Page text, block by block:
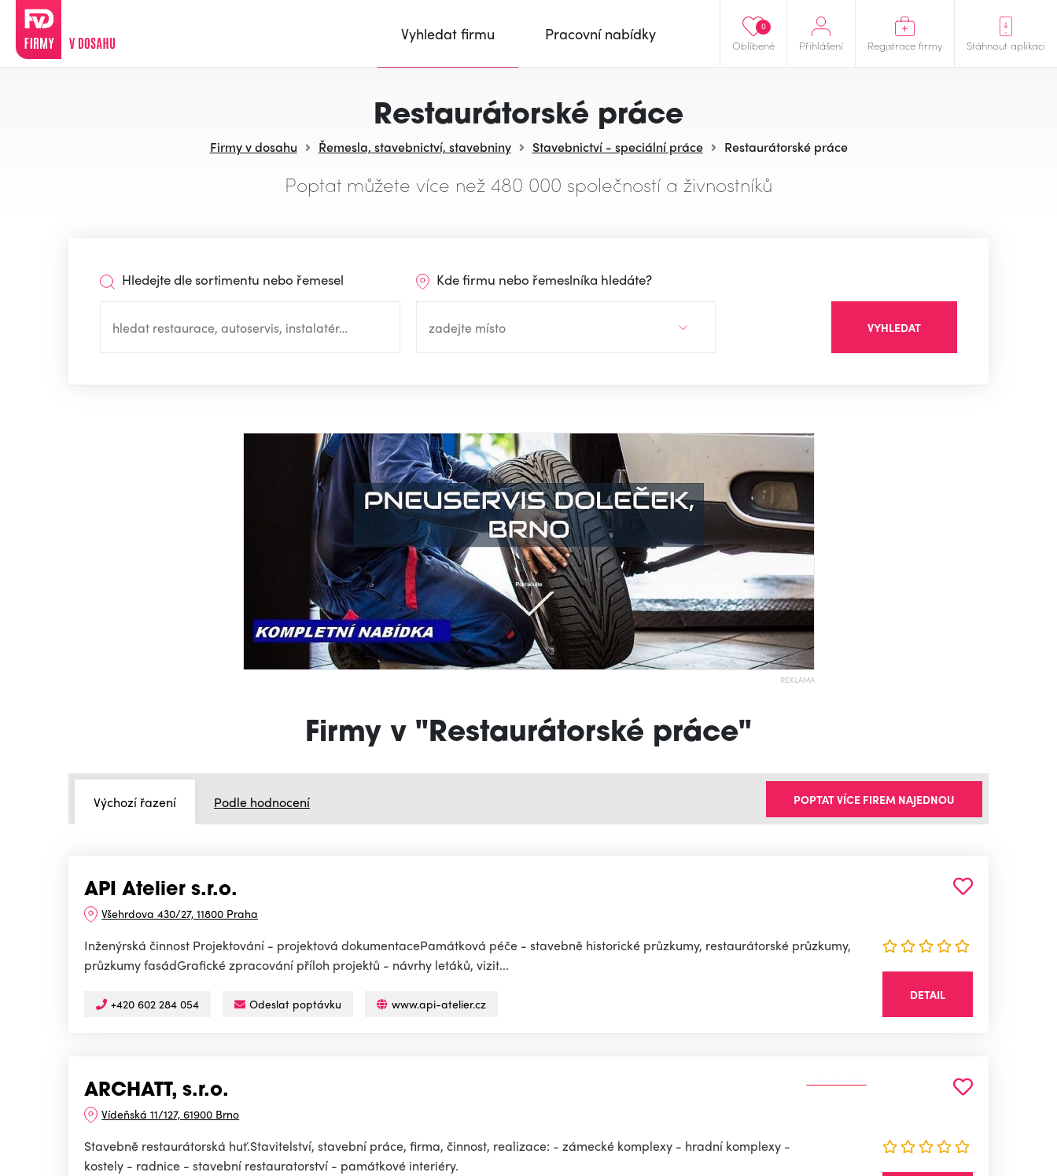
Oblíbené
0
Přihlášení Registrace firmy Stáhnout aplikaci
Vyhledat firmu Pracovní nabídky
Restaurátorské práce
Firmy v dosahu Řemesla, stavebnictví, stavebniny Stavebnictví - speciální práce Restaurátorské práce
Poptat můžete více než 480 000 společností a živnostníků
Hledejte dle sortimentu nebo řemesel Kde firmu nebo řemeslníka hledáte?
VYHLEDAT
REKLAMA
Firmy v "Restaurátorské práce"
Výchozí řazení Podle hodnocení POPTAT VÍCE FIREM NAJEDNOU
API Atelier s.r.o.
Všehrdova 430/27, 11800 Praha
Inženýrská činnost Projektování - projektová dokumentacePamátková péče - stavebně historické průzkumy, restaurátorské průzkumy,
průzkumy fasádGrafické zpracování příloh projektů - návrhy letáků, vizit...
+420 602 284 054 Odeslat poptávku www.api-atelier.cz
DETAIL
ARCHATT, s.r.o.
Vídeňská 11/127, 61900 Brno
Stavebně restaurátorská huť.Stavitelství, stavební práce, firma, činnost, realizace: - zámecké komplexy - hradní komplexy -
kostely - radnice - stavební restauratorství - památkové interiéry.